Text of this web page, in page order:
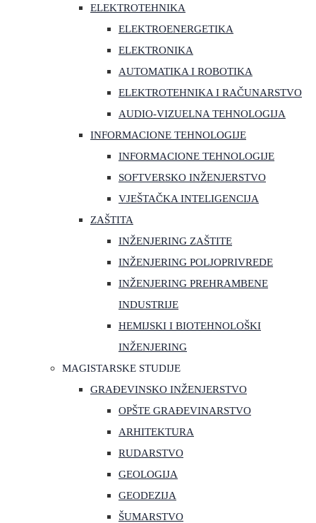
ELEKTROTEHNIKA
ELEKTROENERGETIKA
ELEKTRONIKA
AUTOMATIKA I ROBOTIKA
ELEKTROTEHNIKA I RAČUNARSTVO
AUDIO-VIZUELNA TEHNOLOGIJA
INFORMACIONE TEHNOLOGIJE
INFORMACIONE TEHNOLOGIJE
SOFTVERSKO INŽENJERSTVO
VJEŠTAČKA INTELIGENCIJA
ZAŠTITA
INŽENJERING ZAŠTITE
INŽENJERING POLJOPRIVREDE
INŽENJERING PREHRAMBENE
INDUSTRIJE
HEMIJSKI I BIOTEHNOLOŠKI
INŽENJERING
MAGISTARSKE STUDIJE
GRAĐEVINSKO INŽENJERSTVO
OPŠTE GRAĐEVINARSTVO
ARHITEKTURA
RUDARSTVO
GEOLOGIJA
GEODEZIJA
ŠUMARSTVO